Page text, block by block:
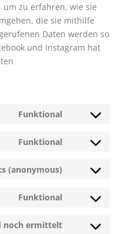
zu erfahren, wie sie
die sie mithilfe
Daten werden so
und Instagram hat
Funktional
Funktional
(anonymous)
Funktional
noch ermittelt